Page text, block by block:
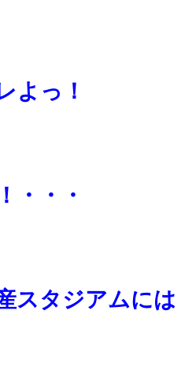
よっ！
・・・
スタジアムには